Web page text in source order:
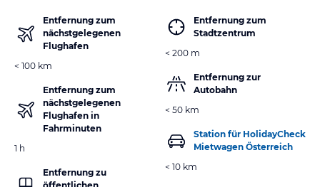
Entfernung zum
nächstgelegenen
Flughafen
< 100 km
Entfernung zum
nächstgelegenen
Flughafen in
Fahrminuten
1 h
Entfernung zu
Entfernung zum
Stadtzentrum
< 200 m
Entfernung zur
Autobahn
< 50 km
Station für HolidayCheck
Mietwagen Österreich
< 10 km